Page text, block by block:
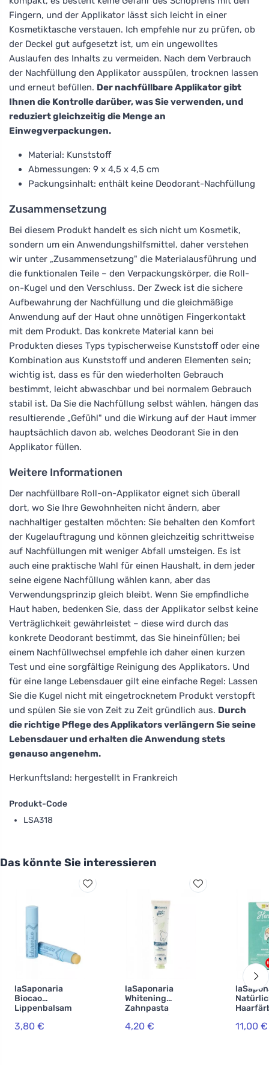
Fingern, und der Applikator lässt sich leicht in einer
Kosmetiktasche verstauen. Ich empfehle nur zu prüfen, ob
der Deckel gut aufgesetzt ist, um ein ungewolltes
Auslaufen des Inhalts zu vermeiden. Nach dem Verbrauch
der Nachfüllung den Applikator ausspülen, trocknen lassen
und erneut befüllen. Der nachfüllbare Applikator gibt
Ihnen die Kontrolle darüber, was Sie verwenden, und
reduziert gleichzeitig die Menge an
Einwegverpackungen.
Material: Kunststoff
Abmessungen: 9 x 4,5 x 4,5 cm
Packungsinhalt: enthält keine Deodorant-Nachfüllung
Zusammensetzung
Bei diesem Produkt handelt es sich nicht um Kosmetik,
sondern um ein Anwendungshilfsmittel, daher verstehen
wir unter „Zusammensetzung" die Materialausführung und
die funktionalen Teile – den Verpackungskörper, die Roll-
on-Kugel und den Verschluss. Der Zweck ist die sichere
Aufbewahrung der Nachfüllung und die gleichmäßige
Anwendung auf der Haut ohne unnötigen Fingerkontakt
mit dem Produkt. Das konkrete Material kann bei
Produkten dieses Typs typischerweise Kunststoff oder eine
Kombination aus Kunststoff und anderen Elementen sein;
wichtig ist, dass es für den wiederholten Gebrauch
bestimmt, leicht abwaschbar und bei normalem Gebrauch
stabil ist. Da Sie die Nachfüllung selbst wählen, hängen das
resultierende „Gefühl" und die Wirkung auf der Haut immer
hauptsächlich davon ab, welches Deodorant Sie in den
Applikator füllen.
Weitere Informationen
Der nachfüllbare Roll-on-Applikator eignet sich überall
dort, wo Sie Ihre Gewohnheiten nicht ändern, aber
nachhaltiger gestalten möchten: Sie behalten den Komfort
der Kugelauftragung und können gleichzeitig schrittweise
auf Nachfüllungen mit weniger Abfall umsteigen. Es ist
auch eine praktische Wahl für einen Haushalt, in dem jeder
seine eigene Nachfüllung wählen kann, aber das
Verwendungsprinzip gleich bleibt. Wenn Sie empfindliche
Haut haben, bedenken Sie, dass der Applikator selbst keine
Verträglichkeit gewährleistet – diese wird durch das
konkrete Deodorant bestimmt, das Sie hineinfüllen; bei
einem Nachfüllwechsel empfehle ich daher einen kurzen
Test und eine sorgfältige Reinigung des Applikators. Und
für eine lange Lebensdauer gilt eine einfache Regel: Lassen
Sie die Kugel nicht mit eingetrocknetem Produkt verstopft
und spülen Sie sie von Zeit zu Zeit gründlich aus. Durch
die richtige Pflege des Applikators verlängern Sie seine
Lebensdauer und erhalten die Anwendung stets
genauso angenehm.
Herkunftsland: hergestellt in Frankreich
Produkt-Code
LSA318
Das könnte Sie interessieren
laSaponaria
Biocao
Lippenbalsam
mit
Hyaluronsäure
3,80 €
laSaponaria
Whitening
Zahnpasta
WonderWhite -
Minze und
4,20 €
g) -
11,00 €